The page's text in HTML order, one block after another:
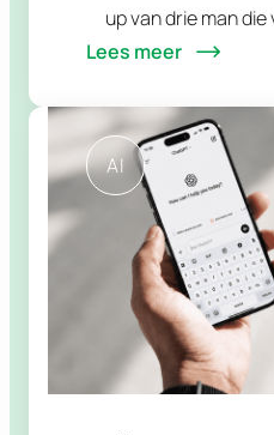
up van drie man
opstart. Dezelfde
LinkedIn voorbij
Lees meer
AI